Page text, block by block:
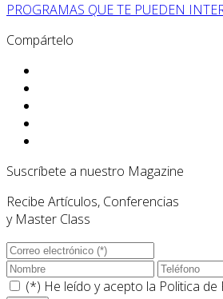
PROGRAMAS QUE TE PUEDEN
Compártelo
Suscríbete a nuestro Magazine
Recibe Artículos, Conferencias
y Master Class
(*) He leído y acepto la Politica de